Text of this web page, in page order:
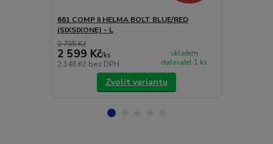
661 COMP II HELMA BOLT BLUE/RED
(SIXSIXONE) - L
2 735 Kč
2 599 Kč/ks
2 148 Kč bez DPH
skladem
dodavatel 1 ks
Zvolit variantu